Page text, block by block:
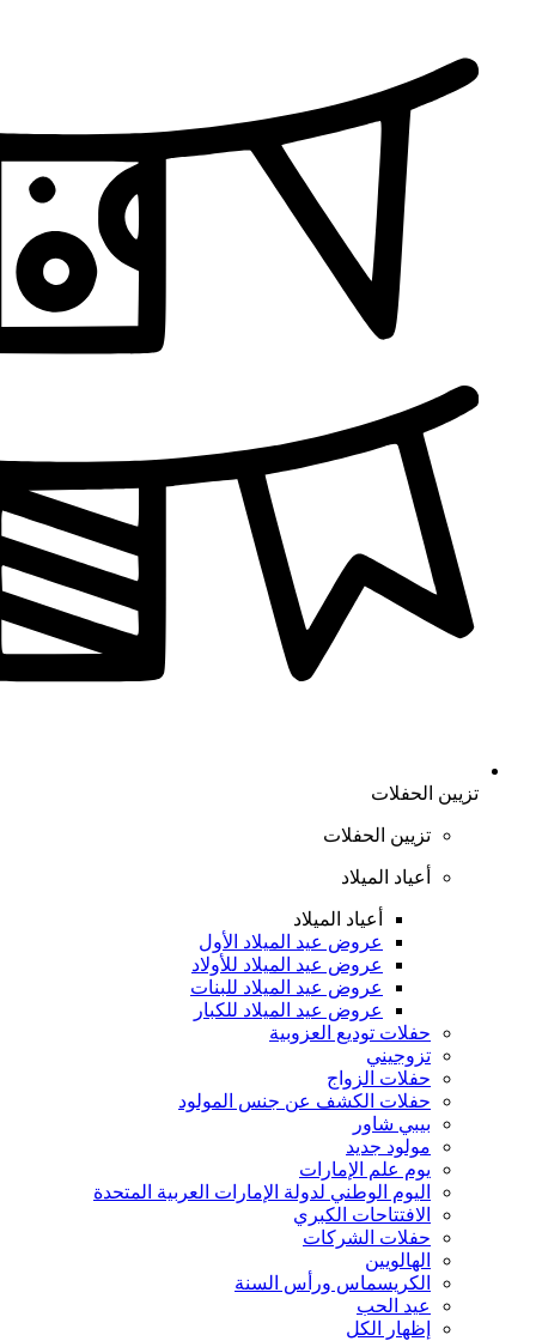
تزيين الحفلات
تزيين الحفلات
أعياد الميلاد
أعياد الميلاد
عروض عيد الميلاد الأول
عروض عيد الميلاد للأولاد
عروض عيد الميلاد للبنات
عروض عيد الميلاد للكبار
حفلات توديع العزوبية
تزوجيني
حفلات الزواج
حفلات الكشف عن جنس المولود
بيبي شاور
مولود جديد
يوم علم الإمارات
اليوم الوطني لدولة الإمارات العربية المتحدة
الافتتاحات الكبري
حفلات الشركات
الهالويين
الكريسماس ورأس السنة
عيد الحب
إظهار الكل